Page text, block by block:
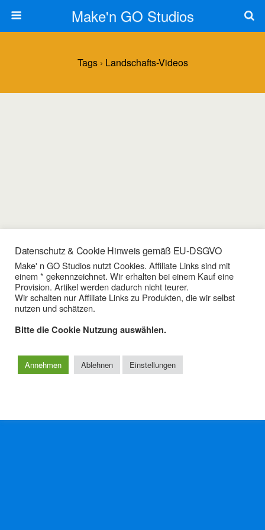
Make'n GO Studios
Tags › Landschafts-Videos
13/10/2022
Videoaufnahme 09 –
Landschaften
Zum Seitenanfang
Datenschutz & Cookie Hinweis gemäß EU-DSGVO
Make' n GO Studios nutzt Cookies. Affiliate Links sind mit
einem * gekennzeichnet. Wir erhalten bei einem Kauf eine
Provision. Artikel werden dadurch nicht teurer.
Wir schalten nur Affiliate Links zu Produkten, die wir selbst
nutzen und schätzen.
Bitte die Cookie Nutzung auswählen.
Annehmen Ablehnen Einstellungen